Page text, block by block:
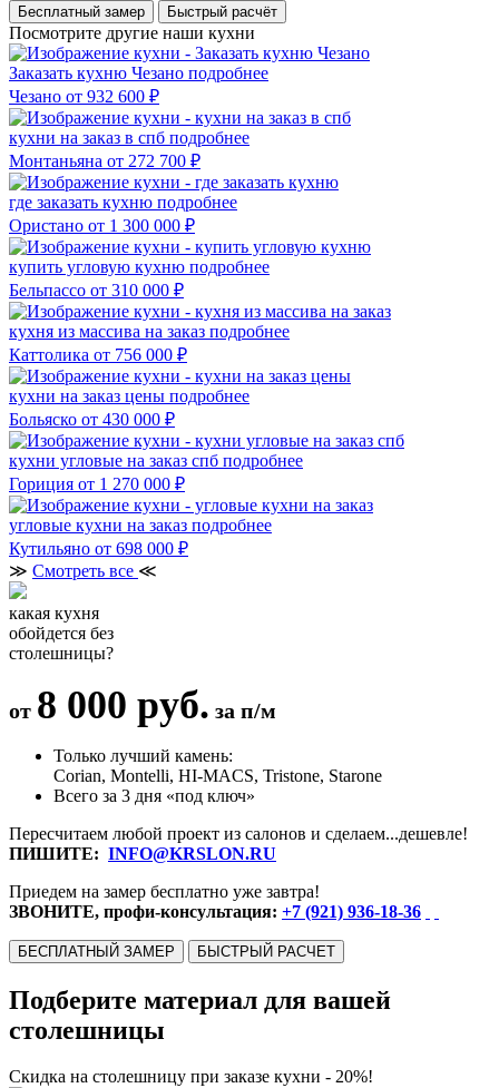
Бесплатный замер Быстрый расчёт
Посмотрите другие наши кухни
Заказать кухню Чезано подробнее
Чезано от 932 600 ₽
кухни на заказ в спб подробнее
Монтаньяна от 272 700 ₽
где заказать кухню подробнее
Ористано от 1 300 000 ₽
купить угловую кухню подробнее
Бельпассо от 310 000 ₽
кухня из массива на заказ подробнее
Каттолика от 756 000 ₽
кухни на заказ цены подробнее
Больяско от 430 000 ₽
кухни угловые на заказ спб подробнее
Гориция от 1 270 000 ₽
угловые кухни на заказ подробнее
Кутильяно от 698 000 ₽
≫ Смотреть все ≪
какая кухня
обойдется без
столешницы?
от 8 000 руб. за п/м
Только лучший камень:
Corian, Montelli, HI-MACS, Tristone, Starone
Всего за 3 дня «под ключ»
Пересчитаем любой проект из салонов и сделаем...дешевле!
ПИШИТЕ: INFO@KRSLON.RU
Приедем на замер бесплатно уже завтра!
ЗВОНИТЕ, профи-консультация: +7 (921) 936-18-36
БЕСПЛАТНЫЙ ЗАМЕР БЫСТРЫЙ РАСЧЕТ
Подберите материал для вашей
столешницы
Скидка на столешницу при заказе кухни - 20%!